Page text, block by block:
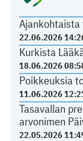
22.06.2026
Kurkista
18.06.2026
Poikkeuksia
11.06.2026
Tasavallan
arvonimen
22.05.2026